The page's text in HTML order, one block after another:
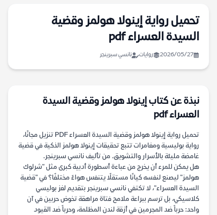
تحميل رواية إينولا هولمز وقضية
السيدة العسراء pdf
2026/05/27 روايات نانسي سبرينجر
نبذة عن كتاب إينولا هولمز وقضية السيدة
العسراء pdf
تحميل رواية إينولا هولمز وقضية السيدة العسراء PDF تنزيل مجانًا،
رواية بوليسية ومغامرات تتبع تحقيقات إينولا هولمز الذكية في قضية
غامضة مليئة بالأسرار والتشويق. من تأليف نانسي سبرينجر.
هل يمكن للمرء أن يخرج من عباءة أسطورة أدبية كبرى مثل "شرلوك
هولمز" ليصنع لنفسه كيانًا مستقلًا يتنفس هواءً مختلفًا؟ في "قضية
السيدة العسراء"، لا تكتفي نانسي سبرينجر بتقديم لغز بوليسي
كلاسيكي، بل ترسم ببراعة ملامح فتاة مراهقة تخوض حربين في آن
واحد: حرباً ضد المجرمين في أزقة لندن المظلمة، وحرباً ضد القيود